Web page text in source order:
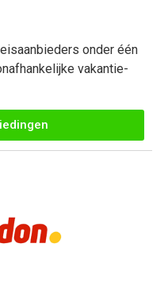
onder één
vakantie-